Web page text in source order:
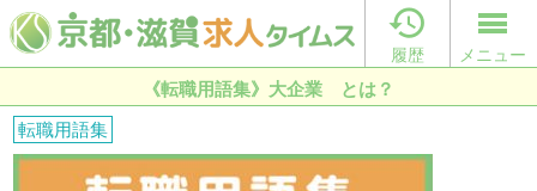

履歴 メニュー
《転職用語集》大企業 とは？
転職用語集